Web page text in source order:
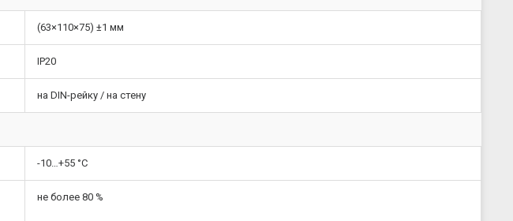
(63×110×75) ±1 мм
IP20
на DIN-рейку / на стену
-10…+55 °С
не более 80 %